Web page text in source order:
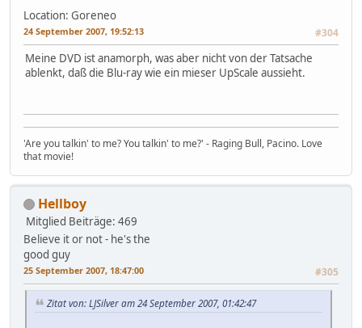
Location: Goreneo
24 September 2007, 19:52:13 #304
Meine DVD ist anamorph, was aber nicht von der Tatsache
ablenkt, daß die Blu-ray wie ein mieser UpScale aussieht.
'Are you talkin' to me? You talkin' to me?' - Raging Bull, Pacino. Love
that movie!
Hellboy
Mitglied Beiträge: 469
Believe it or not - he's the
good guy
25 September 2007, 18:47:00 #305
Zitat von: LJSilver am 24 September 2007, 01:42:47